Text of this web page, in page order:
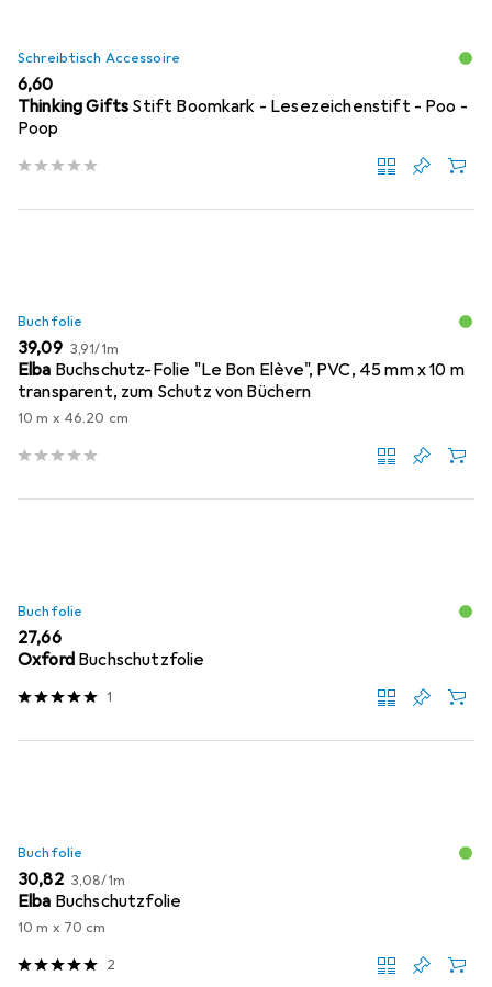
Schreibtisch Accessoire
EUR
6,60
Thinking Gifts Stift Boomkark - Lesezeichenstift - Poo -
Poop
Buchfolie
EUR
39,09 EUR
3,91/1m
Elba Buchschutz-Folie "Le Bon Elève", PVC, 45 mm x 10 m
transparent, zum Schutz von Büchern
10 m x 46.20 cm
Buchfolie
EUR
27,66
Oxford Buchschutzfolie
1
Buchfolie
EUR
30,82 EUR
3,08/1m
Elba Buchschutzfolie
10 m x 70 cm
2